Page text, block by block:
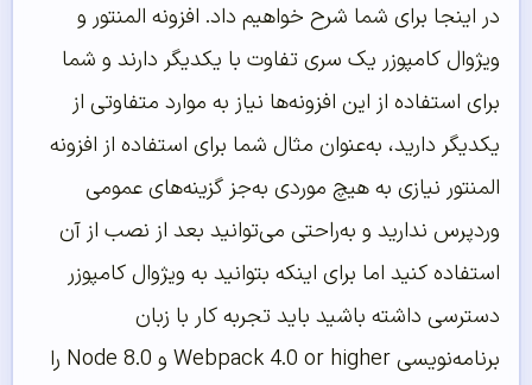
در اینجا برای شما شرح خواهیم داد. افزونه المنتور و
ویژوال کامپوزر یک سری تفاوت با یکدیگر دارند و شما
برای استفاده از این افزونه‌ها نیاز به موارد متفاوتی از
یکدیگر دارید، به‌عنوان مثال شما برای استفاده از افزونه
المنتور نیازی به هیچ موردی به‌جز گزینه‌های عمومی
وردپرس ندارید و به‌راحتی می‌توانید بعد از نصب از آن
استفاده کنید اما برای اینکه بتوانید به ویژوال کامپوزر
دسترسی داشته باشید باید تجربه کار با زبان
برنامه‌نویسی Webpack 4.0 or higher و Node 8.0 را